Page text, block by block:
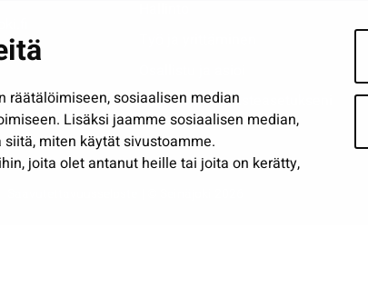
sosiaalisen median
Lisäksi jaamme sosiaalisen median,
miten käytät sivustoamme.
joita olet antanut heille tai joita on kerätty,
Näytä omat evästeasetukseni